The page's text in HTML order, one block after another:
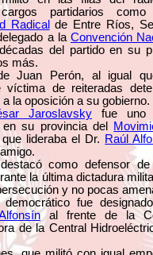
cargos partidarios
Radical de Entre Ríos,
a la Convención
del partido en su
más.
Juan Perón, al igual
víctima de reiteradas
la oposición a su gobierno.
Jaroslavskyfue uno
en su provincia del
lideraba el Dr. Raúl
como defensor
la última dictadura
y no pocas
democrático fue
al frente de la
de la Central